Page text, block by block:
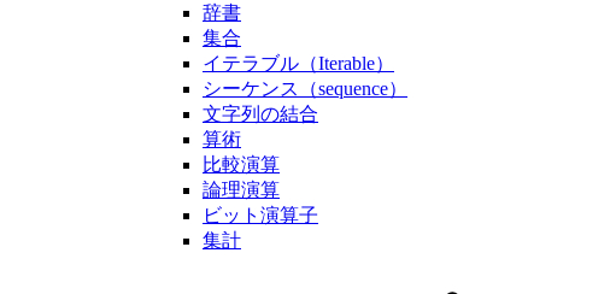
辞書
集合
イテラブル（Iterable）
シーケンス（sequence）
文字列の結合
算術
比較演算
論理演算
ビット演算子
集計